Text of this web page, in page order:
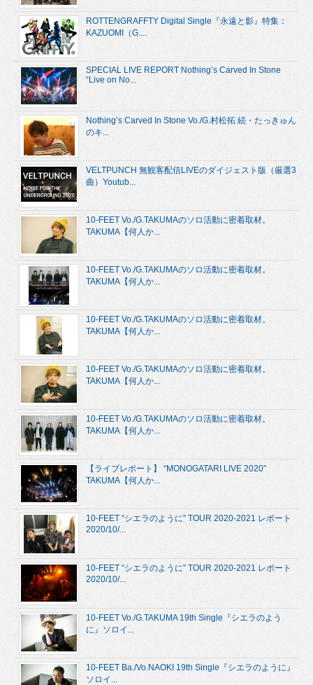
ROTTENGRAFFTY Digital Single『永遠と影』特集：
KAZUOMI（G....
SPECIAL LIVE REPORT Nothing’s Carved In Stone
“Live on No...
Nothing’s Carved In Stone Vo./G.村松拓 続・たっきゅん
のキ...
VELTPUNCH 無観客配信LIVEのダイジェスト版（厳選3
曲）Youtub...
10-FEET Vo./G.TAKUMAのソロ活動に密着取材。
TAKUMA【何人か...
10-FEET Vo./G.TAKUMAのソロ活動に密着取材。
TAKUMA【何人か...
10-FEET Vo./G.TAKUMAのソロ活動に密着取材。
TAKUMA【何人か...
10-FEET Vo./G.TAKUMAのソロ活動に密着取材。
TAKUMA【何人か...
10-FEET Vo./G.TAKUMAのソロ活動に密着取材。
TAKUMA【何人か...
【ライブレポート】 “MONOGATARI LIVE 2020”
TAKUMA【何人か...
10-FEET “シエラのように” TOUR 2020-2021 レポート
2020/10/...
10-FEET “シエラのように” TOUR 2020-2021 レポート
2020/10/...
10-FEET Vo./G.TAKUMA 19th Single『シエラのよう
に』ソロイ...
10-FEET Ba./Vo.NAOKI 19th Single『シエラのように』
ソロイ...